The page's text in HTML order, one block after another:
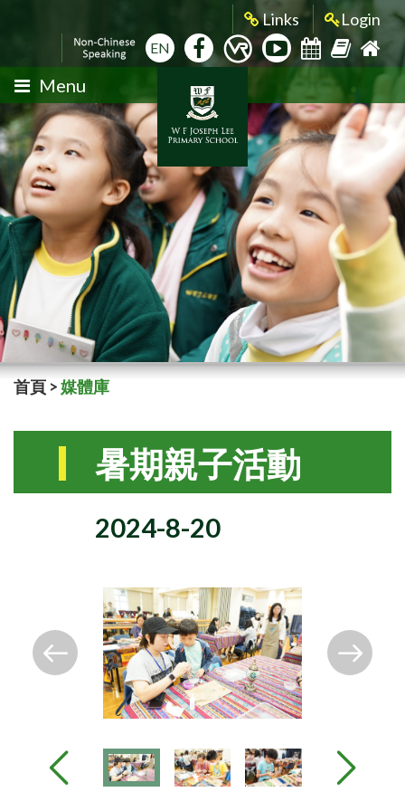
Links Login
EN
Menu
首頁 >媒體庫
暑期親子活動
2024-8-20